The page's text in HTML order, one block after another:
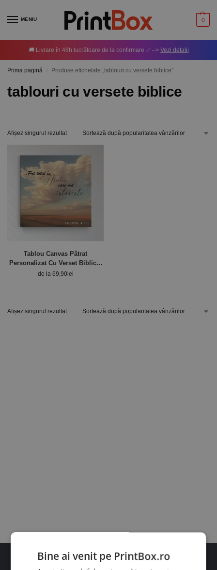
MENIU 0
🚚 Livrare în 48h lucrătoare de la confirmare ✅ –> Vezi detalii
Prima pagină / Produse etichetate „tablouri cu versete biblice”
tablouri cu versete biblice
Afișez singurul rezultat
Tablou Canvas Pătrat
Personalizat Cu Verset Biblic –
Filipeni
de la 69,90 lei
Afișez singurul rezultat
Bine ai venit pe PrintBox.ro